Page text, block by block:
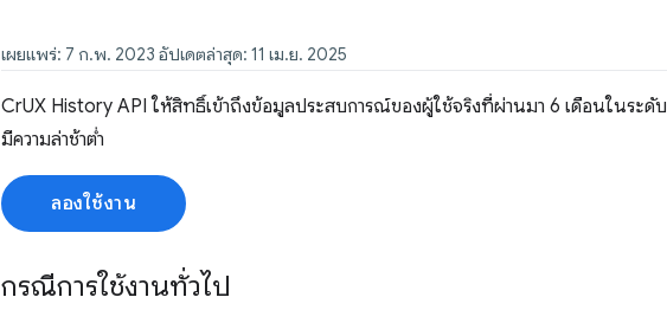
เผยแพร่: 7 ก.พ. 2023 อัปเดตล่าสุด: 11 เม.ย. 2025
CrUX History API ให้สิทธิ์เข้าถึงข้อมูลประสบการณ์ของผู้ใช้จริงที่ผ่านมา 6 เดือนในระดับ
มีความล่าช้าต่ำ
ลองใช้งาน
กรณีการใช้งานทั่วไป